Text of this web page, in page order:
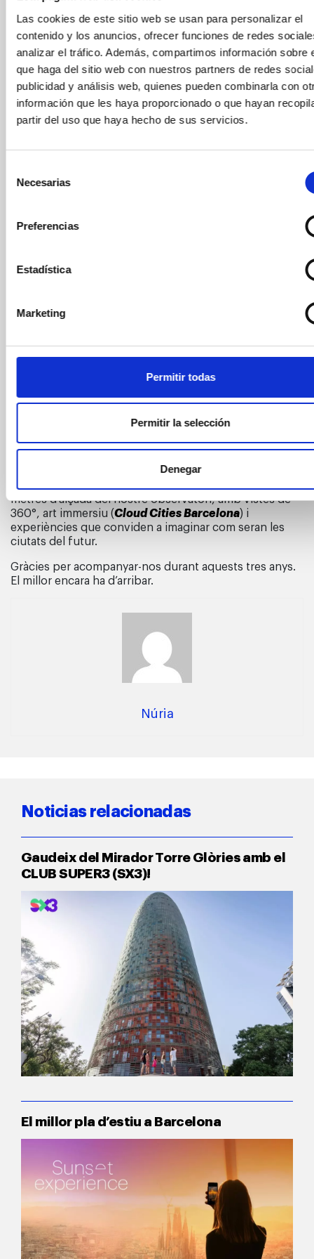
Las cookies de este sitio web se usan para personalizar el
contenido y los anuncios, ofrecer funciones de redes
analizar el tráfico. Además, compartimos información sobre
que haga del sitio web con nuestros partners de redes
publicidad y análisis web, quienes pueden combinarla con
información que les haya proporcionado o que hayan
partir del uso que haya hecho de sus servicios.
Necesarias
Preferencias
Estadística
Marketing
Permitir todas
Permitir la selección
Denegar
mirada des de les altures, sí, però també des de l’art, la
tecnologia i una connexió emocional amb la ciutat i el
seu futur.
I ho fem en un any molt especial. A més d’aquest3r
aniversari, també se celebren els20 anys de la
inauguració de la Torre Glòries , i al setembre serem la
seu de laConvenció Anual de laWorld Federation of
Great Towers (WFGT) : la trobada internacional que
reunirà a Barcelona els responsables de torres tan
Acollir aquesta cita mundial en el nostreaniversari
molt més que una coincidència: és un reconeixement al
paper que ha assolit el Mirador en l’àmbit del turisme
urbà i cultural. Des del 2022, més de
visitants
metres d’alçada del nostre observatori, amb vistes de
360°, art immersiu (Cloud Cities Barcelona) i
experiències que conviden a imaginar com seran les
ciutats del futur.
Gràcies per acompanyar-nos durant aquests tres anys.
El millor encara ha d’arribar.
Núria
Noticias relacionadas
Gaudeix del Mirador Torre Glòries amb el
CLUB SUPER3 (SX3)!
El millor pla d’estiu a Barcelona